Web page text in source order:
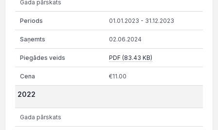
Gada pārskats
01.01.2023 - 31.12.2023
02.06.2024
PDF (83.43 KB)
€11.00
2022
Gada pārskats